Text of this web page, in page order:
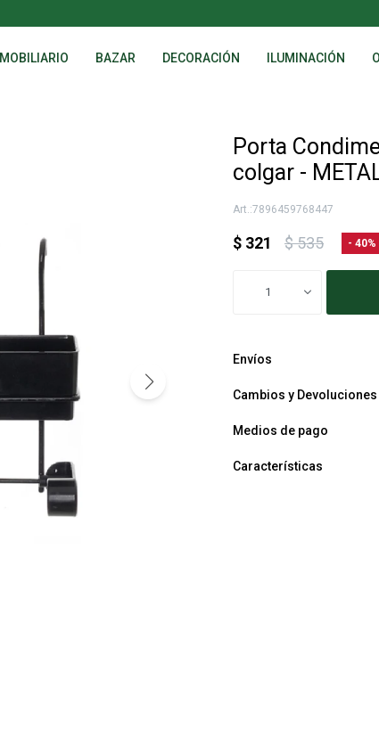
MOBILIARIO BAZAR DECORACIÓN ILUMINACIÓN
Porta
colgar -
7896459768447
$ 321 $535 40
1
Envíos
Cambios y Devoluciones
Medios de pago
Características